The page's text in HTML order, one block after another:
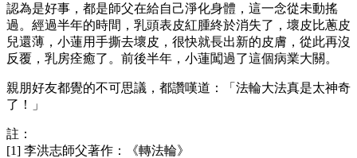
認為是好事，都是師父在給自己淨化身體，這一念從未動搖
過。經過半年的時間，乳頭表皮紅腫終於消失了，壞皮比蔥皮
兒還薄，小蓮用手撕去壞皮，很快就長出新的皮膚，從此再沒
反覆，乳房痊癒了。前後半年，小蓮闖過了這個病業大關。
親朋好友都覺的不可思議，都讚嘆道：「法輪大法真是太神奇
了！」
註：
[1] 李洪志師父著作：《轉法輪》